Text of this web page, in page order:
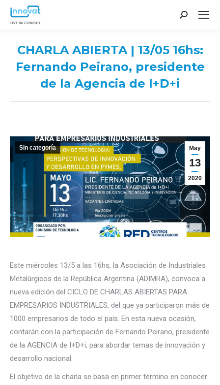
Search:
CHARLA ABIERTA | 13/05 16hs:
Fernando Peirano, presidente
de la Agencia de I+D+i
May
13
2020
Sin categoría
Este miércoles 13/5 a las 16hs, la Asociación de Industriales
Metalúrgicos de la República Argentina (ADIMRA), convoca a
nueva edición del CICLO DE CHARLAS ABIERTAS PARA
EMPRESARIOS INDUSTRIALES, del que ya participaron más de
1000 empresarios de todo el país. En esta nueva ocasión,
contarán con la participación de Fernando Peirano, presidente
de la AGENCIA de I+D+i, para abordar temas de innovación y
desarrollo nacional.
El objetivo de la charla se basa en primer término en conocer